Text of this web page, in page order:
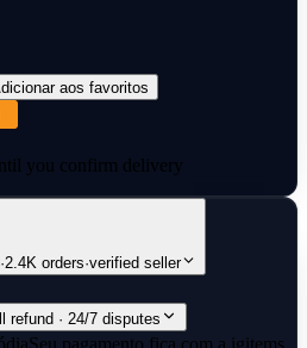
aos favoritos
you confirm delivery
·2.4K orders·verified seller
refund · 24/7 disputes
Seu pagamento fica com a igitems